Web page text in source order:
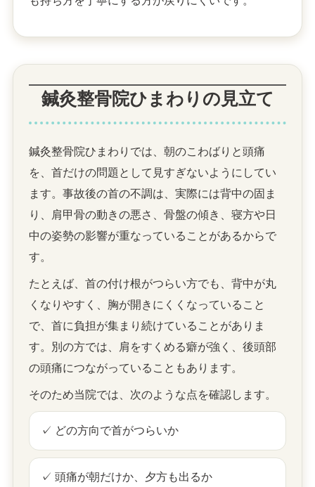
鍼灸整骨院ひまわりの見立て
鍼灸整骨院ひまわりでは、朝のこわばりと頭痛
を、首だけの問題として見すぎないようにしてい
ます。事故後の首の不調は、実際には背中の固ま
り、肩甲骨の動きの悪さ、骨盤の傾き、寝方や日
中の姿勢の影響が重なっていることがあるからで
す。
たとえば、首の付け根がつらい方でも、背中が丸
くなりやすく、胸が開きにくくなっていること
で、首に負担が集まり続けていることがありま
す。別の方では、肩をすくめる癖が強く、後頭部
の頭痛につながっていることもあります。
そのため当院では、次のような点を確認します。
✓ どの方向で首がつらいか
✓ 頭痛が朝だけか、夕方も出るか